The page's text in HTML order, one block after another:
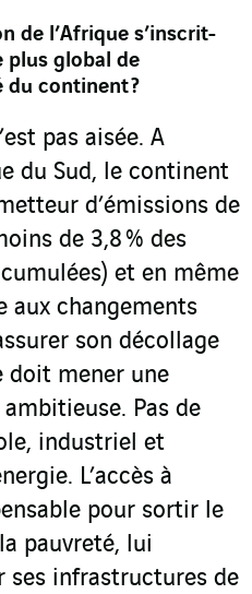
de l’Afrique s’inscrit-
plus global de
continent ?
pas aisée. A
du Sud, le continent
d’émissions de
de 3,8 % des
et en même
aux changements
son décollage
doit mener une
Pas de
industriel et
L’accès à
pour sortir le
pauvreté, lui
ses infrastructures de